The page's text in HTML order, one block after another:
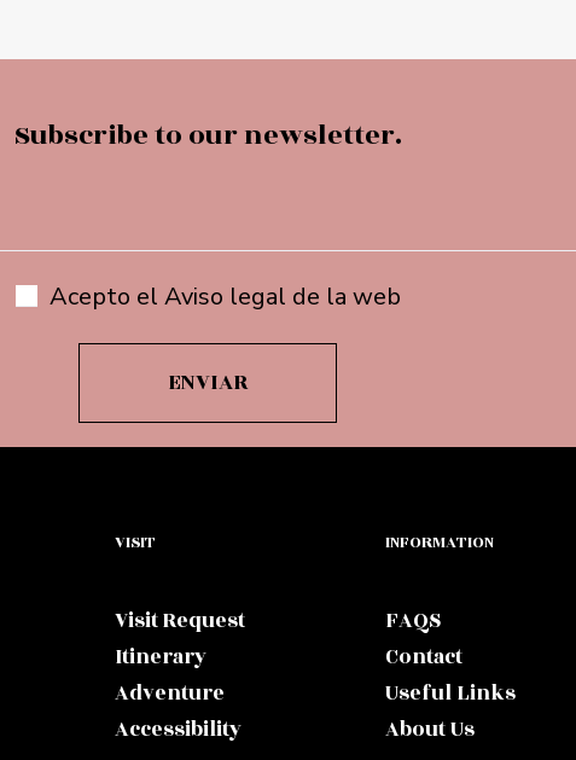
Subscribe to our newsletter.
Acepto el Aviso legal de la web
VISIT
Visit Request
Itinerary
Adventure
Accessibility
INFORMATION
FAQS
Contact
Useful Links
About Us